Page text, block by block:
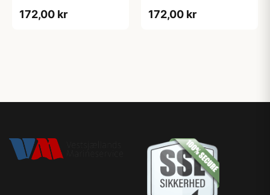
172,00 kr 172,00 kr